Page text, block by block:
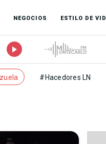
NEGOCIOS ESTILO DE
#Hacedores LN